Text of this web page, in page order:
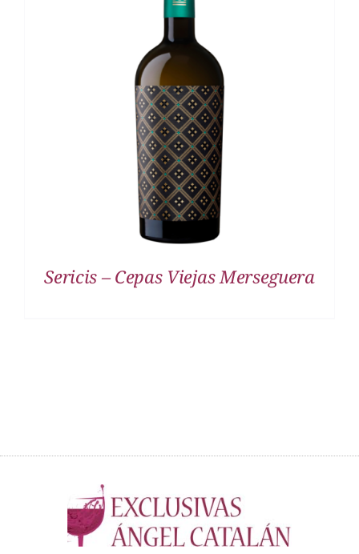
DETALLES
Sericis – Cepas Viejas Merseguera